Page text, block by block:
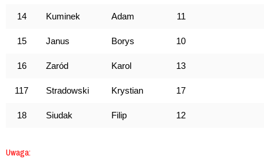
14 Kuminek Adam 11
15 Janus Borys 10
16 Zaród Karol 13
117 Stradowski Krystian 17
18 Siudak Filip 12
Uwaga: